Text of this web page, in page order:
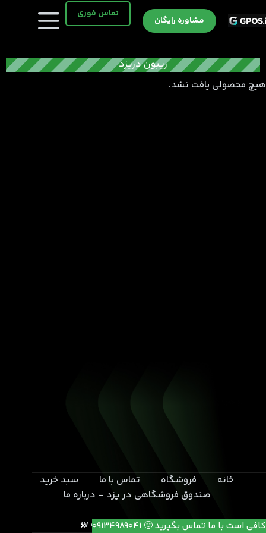
کافی است با ما تماس بگیرید 🙂 09134989041
به
مشاوره رایگان
تماس فوری
ریبون دریزد
هیچ محصولی یافت نشد.
خانه فروشگاه تماس با ما
سبد خرید
صندوق فروشگاهی در یزد – درباره ما
یزد- بلوار خامنه ای- انتهای کوچه 17